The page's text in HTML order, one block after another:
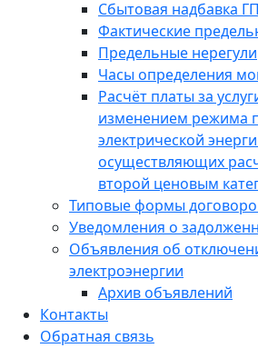
Сбытовая надбавка ГП
Фактические
Предельные
Часы определения
Расчёт платы за
изменением режима
электрической
осуществляющих
второй ценовым
Типовые формы
Уведомления о
Объявления об
электроэнергии
Архив объявлений
Контакты
Обратная связь